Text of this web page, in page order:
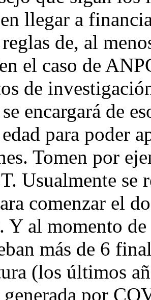
llegar a
de, al
el caso de
de
encargará de
para poder
Tomen por
Usualmente se
comenzar el
Y al momento
más de 6
(los últimos
por